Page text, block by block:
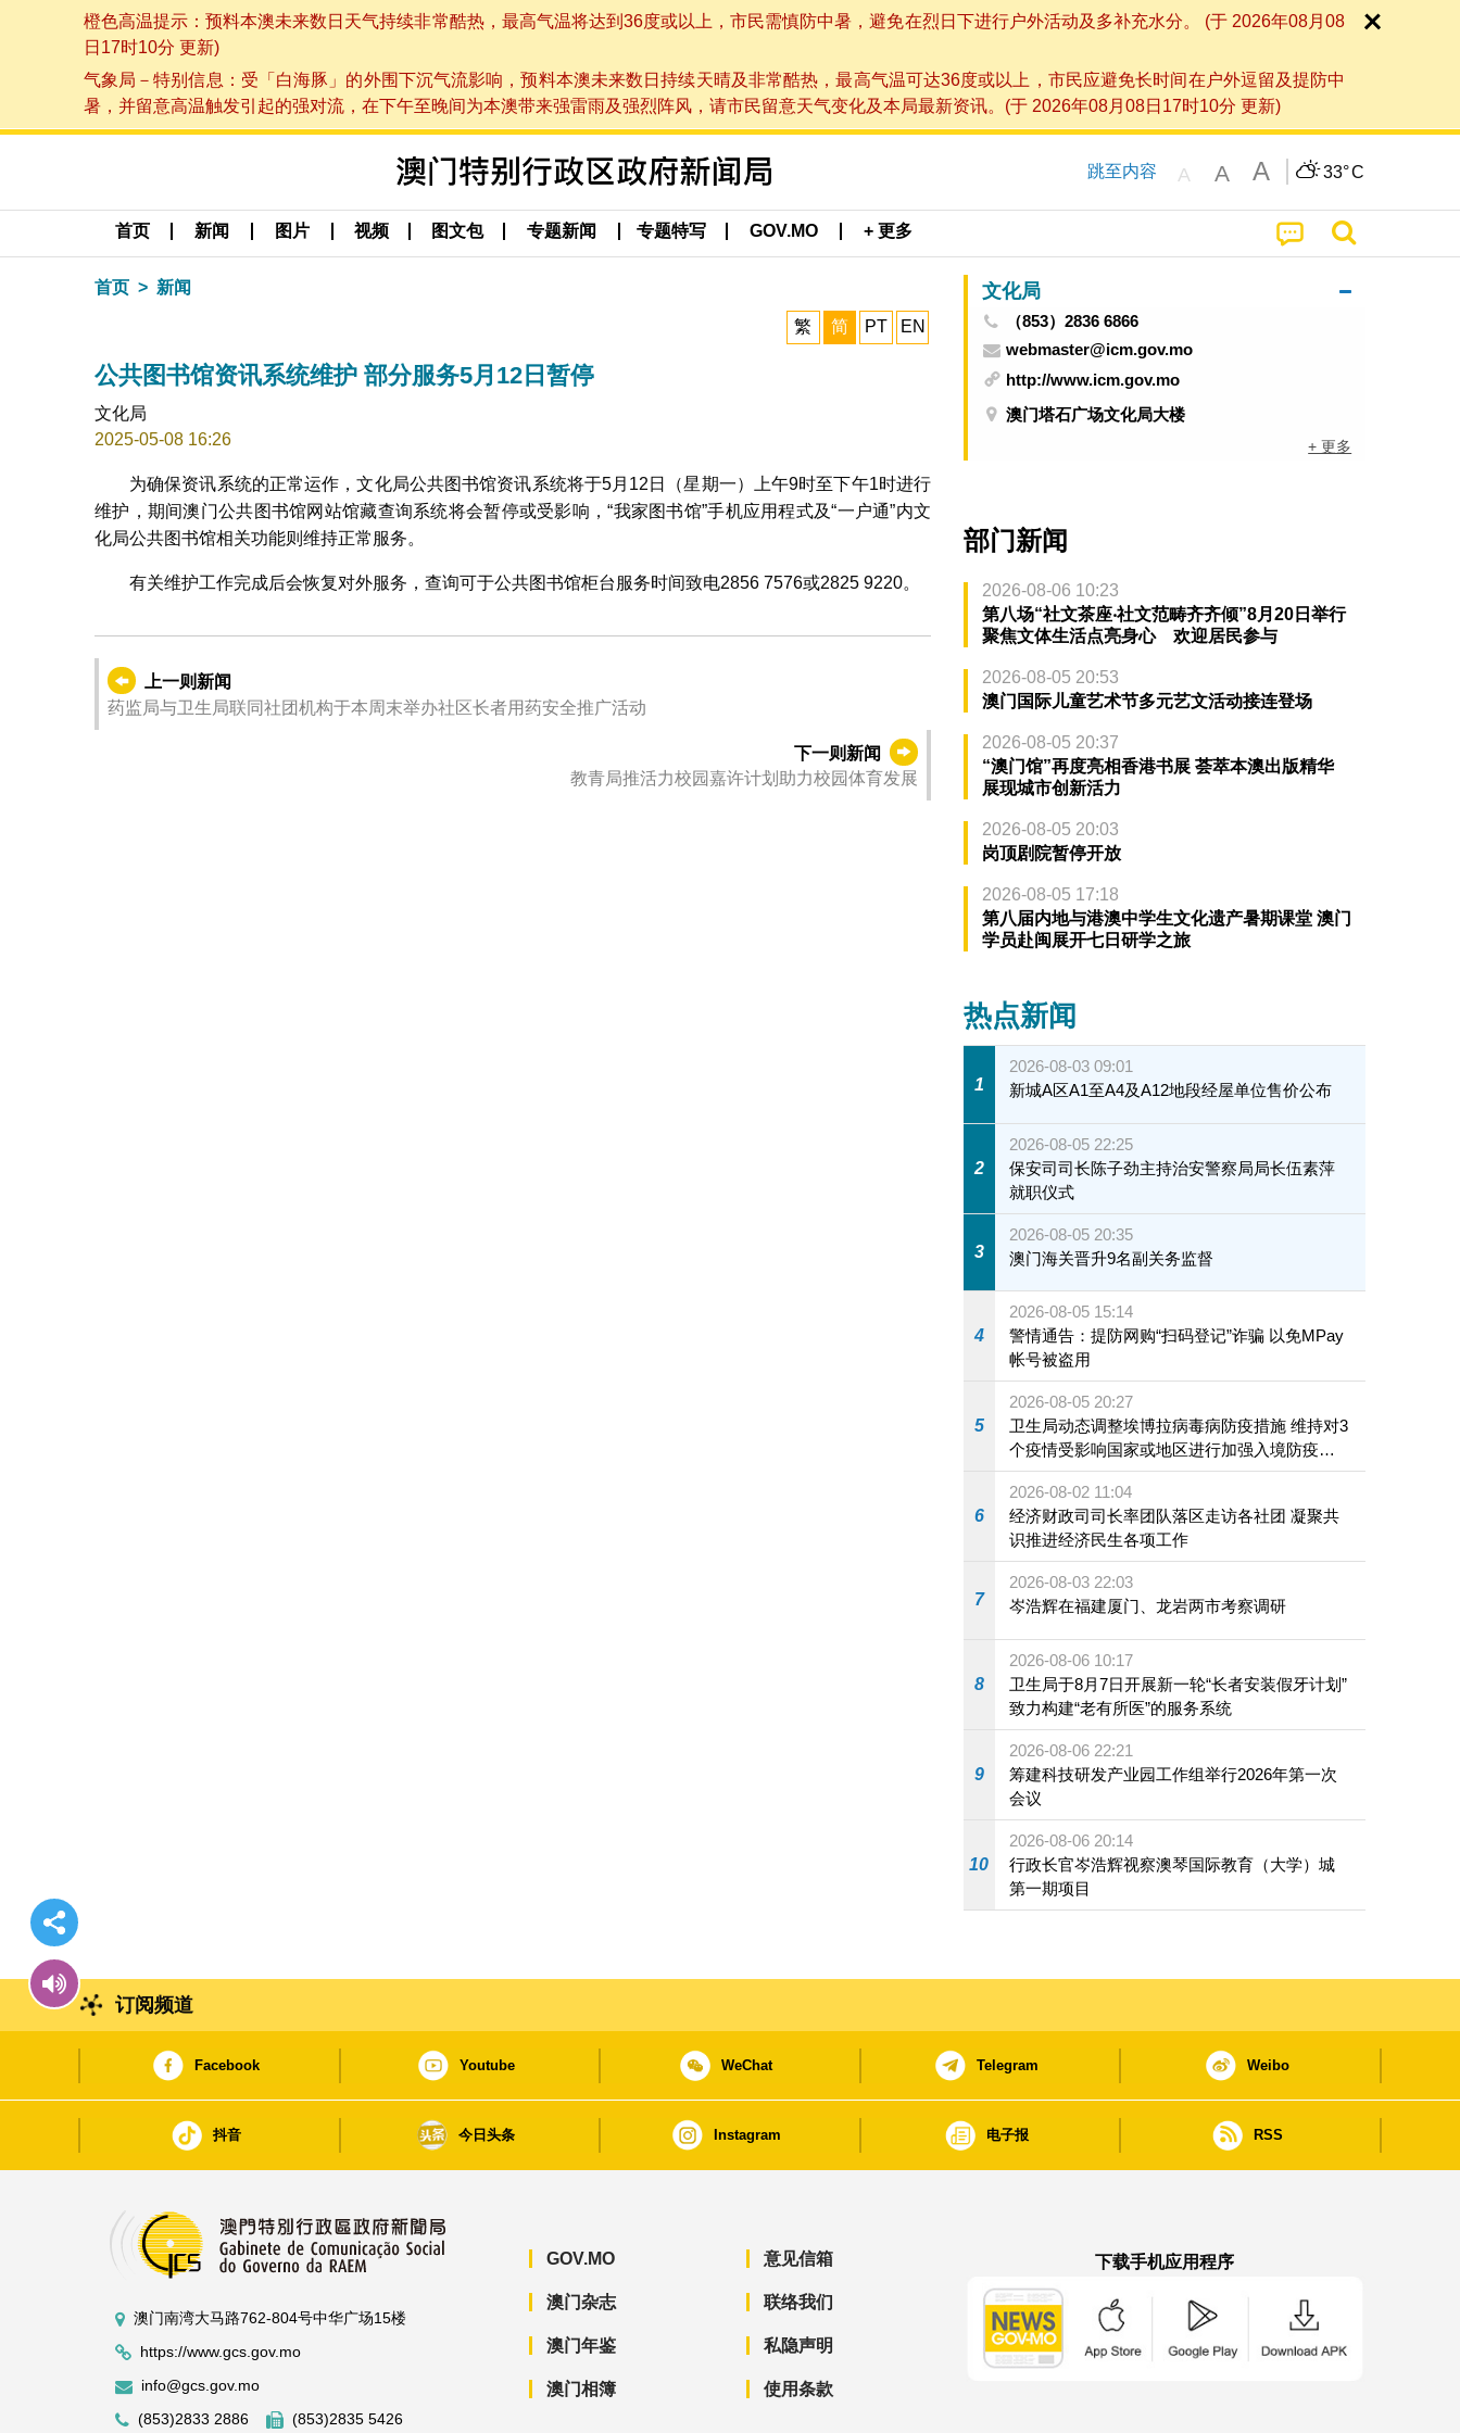
橙色高温提示：预料本澳未来数日天气持续非常酷热，最高气温将达到36度或以上，市民需慎防中暑，避免在烈日下进行户外活动及多补充水分。 (于 2026年08月08
日17时10分 更新)
气象局－特别信息：受「白海豚」的外围下沉气流影响，预料本澳未来数日持续天晴及非常酷热，最高气温可达36度或以上，市民应避免长时间在户外逗留及提防中
暑，并留意高温触发引起的强对流，在下午至晚间为本澳带来强雷雨及强烈阵风，请市民留意天气变化及本局最新资讯。(于 2026年08月08日17时10分 更新)
跳至内容 A A A 33°C
首页 新闻 图片 视频 图文包 专题新闻 专题特写 GOV.MO + 更多
首页 新闻
繁 简 PT EN
公共图书馆资讯系统维护 部分服务5月12日暂停
文化局
2025-05-08 16:26
为确保资讯系统的正常运作，文化局公共图书馆资讯系统将于5月12日（星期一）上午9时至下午1时进行
维护，期间澳门公共图书馆网站馆藏查询系统将会暂停或受影响，“我家图书馆”手机应用程式及“一户通”内文
化局公共图书馆相关功能则维持正常服务。
有关维护工作完成后会恢复对外服务，查询可于公共图书馆柜台服务时间致电2856 7576或2825 9220。
上一则新闻
药监局与卫生局联同社团机构于本周末举办社区长者用药安全推广活动
下一则新闻
教青局推活力校园嘉许计划助力校园体育发展
文化局
（853）2836 6866
webmaster@icm.gov.mo
http://www.icm.gov.mo
澳门塔石广场文化局大楼
+ 更多
部门新闻
2026-08-06 10:23
第八场“社文茶座‧社文范畴齐齐倾”8月20日举行
聚焦文体生活点亮身心 欢迎居民参与
2026-08-05 20:53
澳门国际儿童艺术节多元艺文活动接连登场
2026-08-05 20:37
“澳门馆”再度亮相香港书展 荟萃本澳出版精华
展现城市创新活力
2026-08-05 20:03
岗顶剧院暂停开放
2026-08-05 17:18
第八届内地与港澳中学生文化遗产暑期课堂 澳门
学员赴闽展开七日研学之旅
热点新闻
1
2026-08-03 09:01
新城A区A1至A4及A12地段经屋单位售价公布
2
2026-08-05 22:25
保安司司长陈子劲主持治安警察局局长伍素萍
就职仪式
3
2026-08-05 20:35
澳门海关晋升9名副关务监督
4
2026-08-05 15:14
警情通告：提防网购“扫码登记”诈骗 以免MPay
帐号被盗用
5
2026-08-05 20:27
卫生局动态调整埃博拉病毒病防疫措施 维持对3
个疫情受影响国家或地区进行加强入境防疫措
施
6
2026-08-02 11:04
经济财政司司长率团队落区走访各社团 凝聚共
识推进经济民生各项工作
7
2026-08-03 22:03
岑浩辉在福建厦门、龙岩两市考察调研
8
2026-08-06 10:17
卫生局于8月7日开展新一轮“长者安装假牙计划”
致力构建“老有所医”的服务系统
9
2026-08-06 22:21
筹建科技研发产业园工作组举行2026年第一次
会议
10
2026-08-06 20:14
行政长官岑浩辉视察澳琴国际教育（大学）城
第一期项目
订阅频道
Facebook Youtube WeChat Telegram Weibo
抖音 今日头条 Instagram 电子报 RSS
澳门南湾大马路762-804号中华广场15楼
https://www.gcs.gov.mo
info@gcs.gov.mo
(853)2833 2886
(853)2835 5426
GOV.MO
澳门杂志
澳门年鉴
澳门相簿
意见信箱
联络我们
私隐声明
使用条款
下载手机应用程序